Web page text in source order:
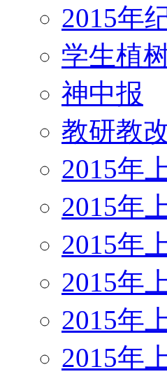
2015年
学生植
神中报
教研教
2015年
2015年
2015年
2015年
2015年
2015年